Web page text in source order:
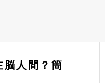
脳人間？簡